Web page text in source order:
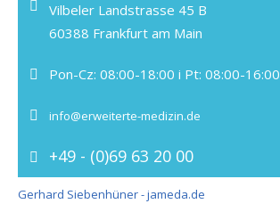
Vilbeler Landstrasse 45 B
60388 Frankfurt am Main
Pon-Cz: 08:00-18:00 i Pt: 08:00-16:00
info@erweiterte-medizin.de
+49 - (0)69 63 20 00
Gerhard Siebenhüner - jameda.de